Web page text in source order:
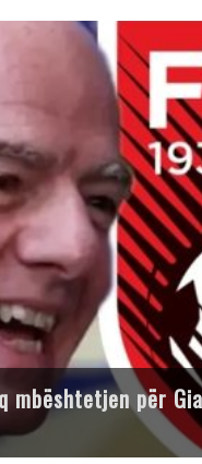
mbështetjen për